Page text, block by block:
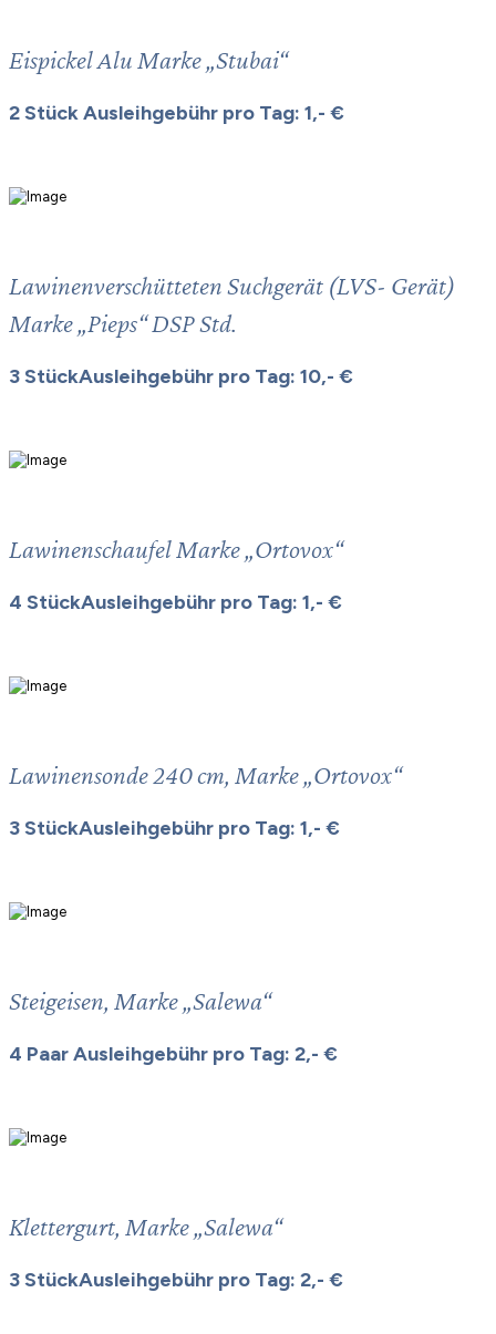
Eispickel Alu Marke „Stubai“
2 Stück Ausleihgebühr pro Tag: 1,- €
Lawinenverschütteten Suchgerät (LVS- Gerät)
Marke „Pieps“ DSP Std.
3 StückAusleihgebühr pro Tag: 10,- €
Lawinenschaufel Marke „Ortovox“
4 StückAusleihgebühr pro Tag: 1,- €
Lawinensonde 240 cm, Marke „Ortovox“
3 StückAusleihgebühr pro Tag: 1,- €
Steigeisen, Marke „Salewa“
4 Paar Ausleihgebühr pro Tag: 2,- €
Klettergurt, Marke „Salewa“
3 StückAusleihgebühr pro Tag: 2,- €